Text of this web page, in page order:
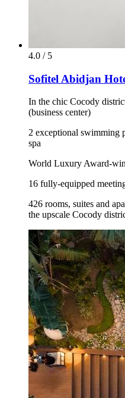
4.0 / 5
Sofitel Abidjan
In the chic Cocody
(business center)
2 exceptional swimming
spa
World Luxury Award-
16 fully-equipped
426 rooms, suites and
the upscale Cocody